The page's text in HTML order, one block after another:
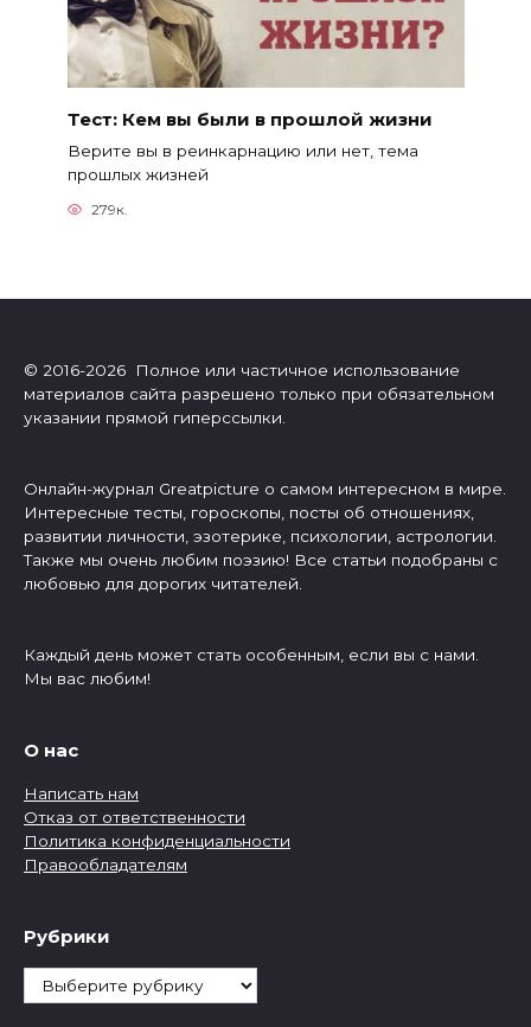
Тест: Кем вы были в прошлой жизни
Верите вы в реинкарнацию или нет, тема
прошлых жизней
279к.
© 2016-2026 Полное или частичное использование
материалов сайта разрешено только при обязательном
указании прямой гиперссылки.
Онлайн-журнал Greatpicture о самом интересном в мире.
Интересные тесты, гороскопы, посты об отношениях,
развитии личности, эзотерике, психологии, астрологии.
Также мы очень любим поэзию! Все статьи подобраны с
любовью для дорогих читателей.
Каждый день может стать особенным, если вы с нами.
Мы вас любим!
О нас
Написать нам
Отказ от ответственности
Политика конфиденциальности
Правообладателям
Рубрики
Рубрики